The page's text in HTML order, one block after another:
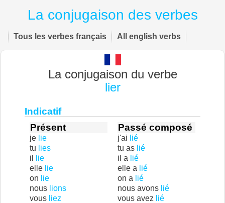
La conjugaison des verbes
Tous les verbes français All english verbs
La conjugaison du verbe
lier
Indicatif
Présent
je lie
tu lies
il
lie
elle lie
on lie
nous lions
vous liez
Passé composé
j'ai lié
tu as lié
il a lié
elle a lié
on a lié
nous avons lié
vous avez lié